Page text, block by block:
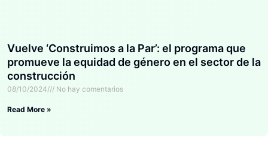
Vuelve ‘Construimos a la Par’: el programa que
promueve la equidad de género en el sector de la
construcción
08/10/2024 No hay comentarios
Read More »